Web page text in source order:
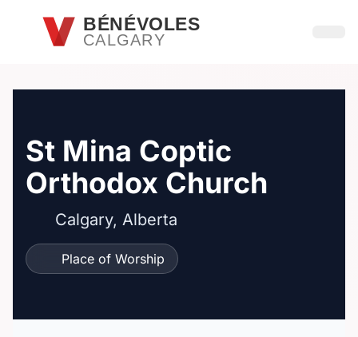
Passer au contenu principal
BÉNÉVOLES
CALGARY
St Mina Coptic
Orthodox Church
Calgary, Alberta
Place of Worship